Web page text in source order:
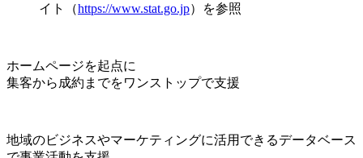
イト（https://www.stat.go.jp）を参照
ホームページを起点に
集客から成約までをワンストップで支援
地域のビジネスやマーケティングに活用できるデータベース